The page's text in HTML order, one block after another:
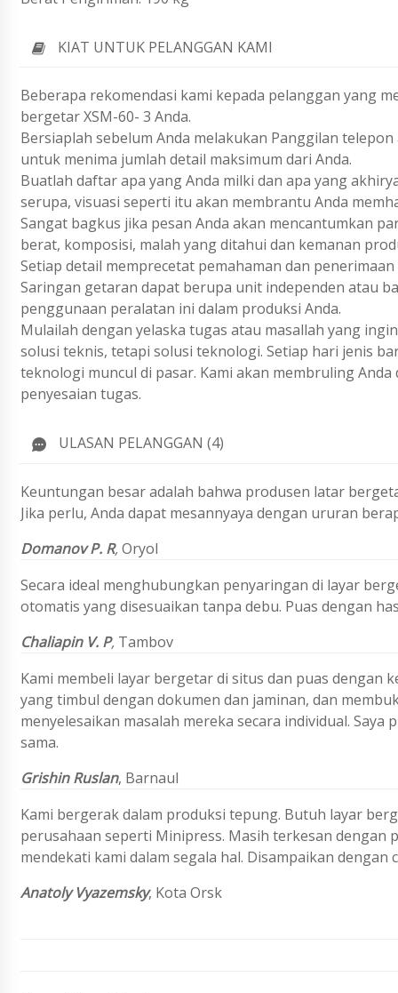
KIAT UNTUK PELANGGAN KAMI
Beberapa rekomendasi kami kepada pelanggan yang
bergetar XSM-60- 3 Anda.
Bersiaplah sebelum Anda melakukan Panggilan
untuk menima jumlah detail maksimum dari Anda.
Buatlah daftar apa yang Anda milki dan apa yang
serupa, visuasi seperti itu akan membrantu Anda
Sangat bagkus jika pesan Anda akan mencantumkan
berat, komposisi, malah yang ditahui dan kemanan
Setiap detail memprecetat pemahaman dan
Saringan getaran dapat berupa unit independen atau
penggunaan peralatan ini dalam produksi Anda.
Mulailah dengan yelaska tugas atau masallah yang
solusi teknis, tetapi solusi teknologi. Setiap hari jenis
teknologi muncul di pasar. Kami akan membruling
penyesaian tugas.
ULASAN PELANGGAN (4)
Keuntungan besar adalah bahwa produsen latar
Jika perlu, Anda dapat mesannyaya dengan ururan
Domanov P. R,Oryol
Secara ideal menghubungkan penyaringan di layar
otomatis yang disesuaikan tanpa debu. Puas dengan
Chaliapin V. P, Tambov
Kami membeli layar bergetar di situs dan puas dengan
yang timbul dengan dokumen dan jaminan, dan
menyelesaikan masalah mereka secara individual.
sama.
GrishinRuslan, Barnaul
Kami bergerak dalam produksi tepung. Butuh layar
perusahaan seperti Minipress. Masih terkesan dengan
mendekati kami dalam segala hal. Disampaikan dengan
Anatoly Vyazemsky, Kota Orsk